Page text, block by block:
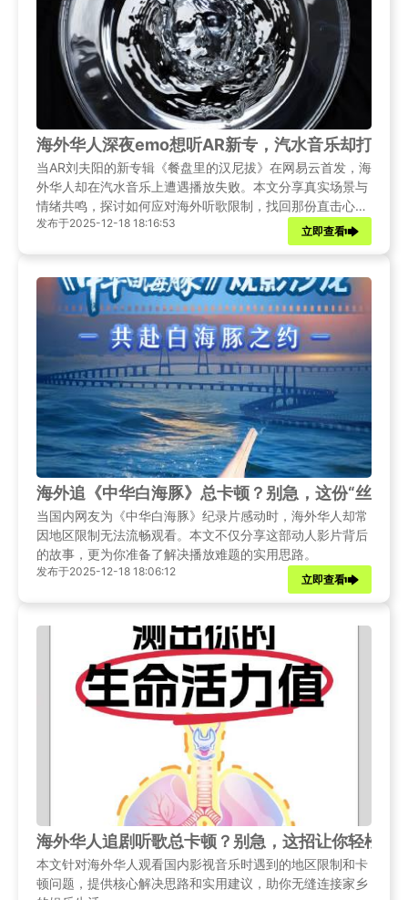
海外华人深夜emo想听AR新专，汽水音乐却打不
当AR刘夫阳的新专辑《餐盘里的汉尼拔》在网易云首发，海
外华人却在汽水音乐上遭遇播放失败。本文分享真实场景与
情绪共鸣，探讨如何应对海外听歌限制，找回那份直击心灵
的音乐力量。
发布于2025-12-18 18:16:53
立即查看
海外追《中华白海豚》总卡顿？别急，这份“丝滑”
当国内网友为《中华白海豚》纪录片感动时，海外华人却常
因地区限制无法流畅观看。本文不仅分享这部动人影片背后
的故事，更为你准备了解决播放难题的实用思路。
发布于2025-12-18 18:06:12
立即查看
海外华人追剧听歌总卡顿？别急，这招让你轻松破
本文针对海外华人观看国内影视音乐时遇到的地区限制和卡
顿问题，提供核心解决思路和实用建议，助你无缝连接家乡